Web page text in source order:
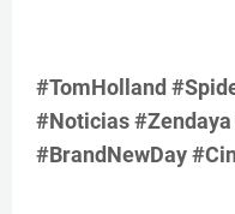
#TomHolland
#Noticias
#BrandNewDay